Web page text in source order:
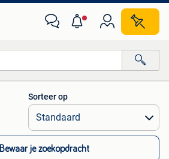
Alle afstanden…
Sorteer op
Bewaar je zoekopdracht